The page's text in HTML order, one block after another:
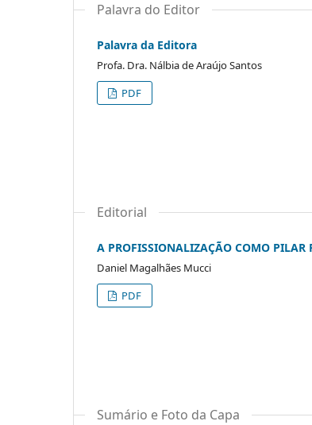
Palavra do Editor
Palavra da Editora
Profa. Dra. Nálbia de Araújo Santos
PDF
Editorial
A PROFISSIONALIZAÇÃO COMO PILAR
Daniel Magalhães Mucci
PDF
Sumário e Foto da Capa